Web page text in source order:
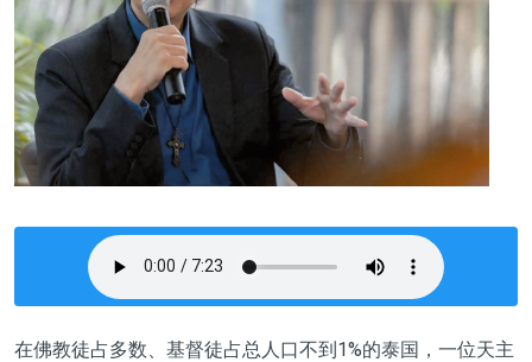
在佛教徒占多数、基督徒占总人口不到1%的泰国，一位天主